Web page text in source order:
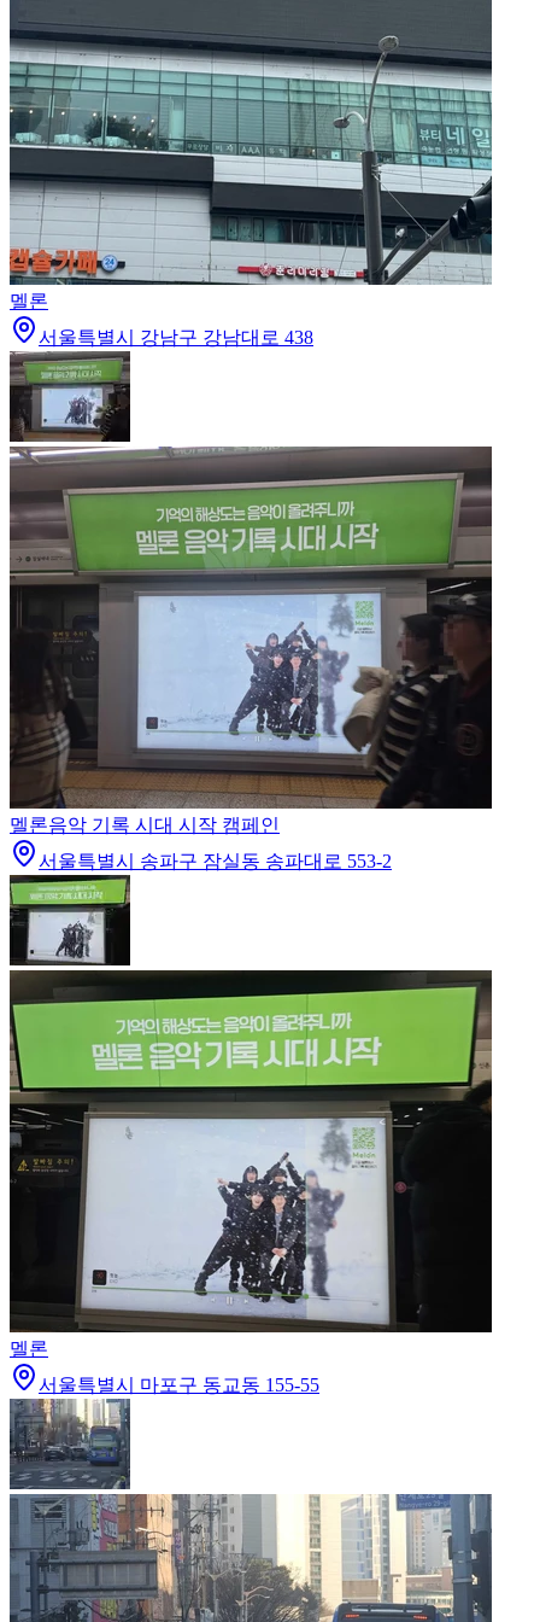
멜론
서울특별시 강남구 강남대로 438
멜론음악 기록 시대 시작 캠페인
서울특별시 송파구 잠실동 송파대로 553-2
멜론
서울특별시 마포구 동교동 155-55